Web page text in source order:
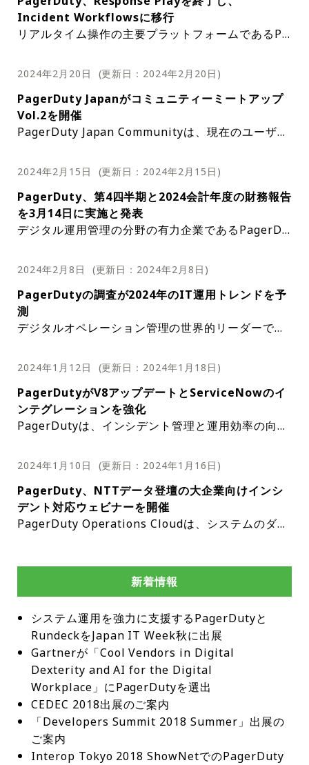
視点を提供する。このウェビナーは、運用の回
復力とリアルタイムのインシデント対応におい
て時代の先を行きたいと考えている業界の専門
う。参加お問い合わせはこちら
がアクセスできるが、Azure FunctionとLambda F
unctionの統合はEnterpriseインシデント管理（EI
M）ライセンスを持つユーザーのみが利用できる。
合を構成および管理する方法に関する包括的なガイ
ドを見つけることができる。ドキュメントには段階
的な手順が記載されており、ユーザーが新機能を効
略を最適化する。
けでなく、顧客の信頼を維持し、会社の評判を守る
ことにも役立つ。デジタル運用がますます複雑にな
るにつれ、PagerDutyのインシデントワークフロー
競争力を維持したい企業にとって不可欠なものとな
っている。
な機能強化が導入されている。このアップデートで
は、プラットフォームを使用するカスタマーサービ
提供する予定だ。
ッジおよび説明フィールドを、Salesforceの対応す
るフィールドから直接取得した情報で自動更新でき
る。このシームレスなインテグレーション、重要な
期され、情報を手動で転送するときに発生する可能
性のあるエラーや遅延の可能性が軽減される。この
アップデートは、対応チーム間のコミュニケーショ
ンと調整を促進し、最終的には解決までの時間を短
縮し、顧客満足度の向上につながることを目的とし
利用できるということは、既存の顧客と新規の顧客
が最新バージョンに簡単にアクセスしてインストー
より、PagerDutyはデジタル運用管理の分野におけ
まざまな業界のカスタマーサービスチームの能力を
強化するソリューションを提供する。企業はデジタ
ル化が進む世界で高水準のサービスを維持しようと
スを確保するには、このような統合が不可欠だ。
詳細はこちら
Incident Workflowsに移行
リアルタイム操作の主要プラットフォームであるPa
廃止すると発表した。この動きは、サービスを合理
化し、より堅牢でフレキシブルワークフローエンジ
ンをユーザーに提供するという同社の戦略の一環
だ。多くの組織にとってインシデント対応管理プロ
セスの定番となっているResponse Plays機能は、
る。
ザーにとって重要なアップグレードを意味する。In
cident Workflowsは2023年2月から一般提供され
る予定で、既存のResponse Playsよりも強化され
たエクスペリエンスを提供する。Incident Workflo
wsを使用すると、ユーザーはノーコード／ローコー
専門知識を必要とせずに、インシデント対応プロセ
スをより正確にカスタマイズできるようになる。こ
の移行は、より幅広いユースケースに対応できるよ
うに設計されており、チームがより効率的かつ効果
的にインシデントに対応できるようになる。
PagerDutyは、ユーザーベースの進化するニーズを
慎重に検討した結果、Response Playsを段階的に
廃止する決定を下した。同社は、インシデント管理
の動的な性質に対応できる、より適応性が高くユー
との重要性を認識している。Incident Workflows
運用要件に合わせてカスタマイズされたワークフロ
ーを作成できるようにすることを目指している。こ
の動きにより、全体的なユーザーエクスペリエンス
れた多用途のワークフローシステムへのシームレス
Response Playsの現在のユーザーに対して、Page
rDutyはIncident Workflowsへの移行がスムーズ
なプロセスであることを保証している。同社は、今
を記載したナレッジベース記事を提供している。切
り替えの準備をする。この変化が目前に迫っている
中、PagerDutyはインシデント対応管理の分野にお
けるイノベーションと顧客満足度への取り組みを継
続的に示している。
2024年2月20日 (更新日： 2024年2月20日 )
PagerDuty Japanがコミュニティーミートアップ
Vol.2を開催
PagerDuty Japan Communityは、現在のユーザー
ーの両方にとってのハブとなることを約束するイベ
ント、コミュニティーミートアップの第2弾を開催
する。このミートアップは、参加者間の情報や経験
の交換を促進し、PagerDutyの機能についてのより
深い理解を促進するように企画されている。
etup Vol.2 PagerDutyを使っている人も、これか
ら使いたい人も、みんな集まれ！
・日時：3月5日（火） 19:00～ 21:00
・会場：株式会社ココナラ（東京都渋谷区桜丘町20
-1渋谷インフォスタワー6F）／オンライン（YouTu
be Liveで配信）
・定員：会場参加＝先着順40人／オンライン＝先着
たことがある人、トライアルしたがうまく活用でき
なかった人、またはプラットフォームの機能を最大
限に活用したいと考えている現在のユーザーなどPa
gerDutyのサービスに興味のある人に向けて、学習
とネットワーキングのためのユニークな機会を提供
やすく説明し、その可能性を最大限に紹介すること
を目的としている。
ティカルなシステムのインシデントを迅速に管理お
よび解決するように設計された洗練されたツール
だ。このプラットフォームはAIを活用することで、
を自動化し、ワークフローを合理化し、より迅速な
デントによるビジネスへの影響を最小限に抑え、顧
客サービス、従業員の生産性、ブランドの評判を確
実に維持するために非常に重要だ。
ミートアップでは、PagerDutyコミュニティーのキ
ーパーソンによるプレゼンテーションが行われる。
2016年のPagerDuty導入以来のココナラの経験に
その後のオンコール業務の改善について掘り下げ
る。さらに、PagerDuty AIOps関連では、生成AI
をインシデント対応のさまざまな段階に統合するツ
ールであるPagerDuty Copilotを紹介する。ライブ
ことができる。ユーザーがつながり、経験を共有
し、PagerDutyのインシデント管理ソリューション
を最大限に活用する方法を学ぶためのプラットフォ
ームを提供する、有益で魅力的なイベントとなる予
参加登録はこちら
2024年2月15日 (更新日： 2024年2月15日 )
PagerDuty、第4四半期と2024会計年度の財務報告
を3月14日に実施と発表
デジタル運用管理の分野の有力企業であるPagerDu
績報告と併せて第4四半期の財務結果報告を、3月14
日の市場終了後に行うと発表した。
る取り組みとして、PagerDutyはライブZoom配信
も実施する予定だ。
・スケジュール：2024年3月14日太平洋時間午後2
時（日本時間3月15日午前7時）
ライブ通話を主催するという取り組みは、金融コミ
ュニティーとのオープンなコミュニケーションを維
持し、運営および財務状況を深く理解するという同
PagerDutyの決算発表に対する期待には理由がない
企業としての地位を確立しており、そのパフォーマ
られている。利害関係者が財務結果やライブディス
カッションにスムーズにアクセスできるよう、ニュ
ースリリースとライブ配信の両方に投資家情報イベ
することができる。決算発表の日が近づくにつれ、
市場の注目はPagerDutyに集まり、同社の業績に関
する洞察と、デジタルオペレーション管理の分野で
今後の方向性を形作る戦略的取り組みへの期待が高
まっている。
2024年2月8日 (更新日： 2024年2月8日 )
PagerDutyの調査が2024年のIT運用トレンドを予
測
デジタルオペレーション管理の世界的リーダーであ
ns studyを発表した。これは、ビジネスおよび技術
リーダーが来年直面すると予想される優先事項と課
題を包括的に考察するものだ。この調査では、さま
ざまな業界のリーダー350人を対象に、セキュリテ
ィーの強化、クラウドインフラストラクチャーの拡
T運用予算の大幅な増加が見込まれることが浮き彫
で13%増加していることを示しており、企業が業務
変革の取り組みを拡大するにつれて、複雑さとリス
ク環境が増大していることを示唆している。この傾
向はエンタープライズ企業ではさらに顕著であり、
中堅企業が報告したインシデントの8%増加と比較し
加を報告した。これらの課題に対応して、リーダー
のかなりの77%がクラウドサービスへの投資を増や
す意向を表明しており、76%がクラウドストレージ
ソリューションにより多くの資金を割り当てること
を計画している。
セキュリティーへの懸念もリーダーの最大の関心事
であり、回答者の45%がセキュリティーをビジネス
上の必須事項のトップ3に挙げ、29%が最大の懸念
事項として挙げている。このセキュリティー重視の
加を予想していることによってさらに証明されてい
運用予算が前年を上回ると予想しており、減少する
と予想しているのは16%のみであることも明らかに
なった。
革新的なテクノロジーの導入の有効性について、ビ
ジネスリーダーと技術リーダーの視点の間には明ら
かなギャップがあるにもかかわらず、2024年に人工
がある。この調査では、参加者の71%が拡張を計画
していることが示されている。AIと機械学習の予算
を削減する一方、76%はITまたはビジネスオペレー
ションのワークフローの自動化を検討している。こ
のAI導入の急増により効率は向上するが、ITインフ
もあり、予期せぬインシデントを管理するための堅
牢なシステムの必要性が浮き彫りになっている。
研究結果とデジタル運用の現状についてのレポート
2024年1月12日 (更新日： 2024年1月18日 )
PagerDutyがV8アップデートとServiceNowのイ
ンテグレーションを強化
PagerDutyは、インシデント管理と運用効率の向上
大幅なアップデートを発表した。V8アップデートで
は、自動化されたリアルタイムの双方向同期を通じ
て、より正確な記録システムとより優れたコンプラ
イアンスを提供するように設計された一連の新機能
が導入されている。このアップデートは、現代の組
エクスペリエンスを向上させるというニーズの高ま
ションには、PagerDuty内の特定の条件に基づいて
ServiceNowインシデントを条件付きで作成する機
能が含まれており、関連するインシデントのみがシ
ステム内で記録および管理されるようになる。これ
は、PagerDutyカスタムフィールドとServiceNow
完され、より深いレベルのインシデントコンテキス
トが提供され、手動データ入力の必要性が軽減され
る。記録システムの正確性を維持するために、優先
順位、会議ブリッジ、レスポンダーの更新などの追
加の同期も導入された。
PagerDutyとServiceNowのインテグレーションに
より、MTTRが最大25%削減され、インシデントの
詳細とステータスデータが63%改善されたとの報告
があり、既に顧客にとって大幅な改善が見られてい
erations Cloudは、ServiceNowと連携して包括的
なインシデント管理ソリューションを提供する。こ
化されたインシデント管理をリアルタイム運用に活
用できるようになる。これは、デジタル変革を進
め、DevOpsおよびサービス所有権モデルを採用し
ている企業にとって非常に重要だ。
ユーザーエクスペリエンスをさらに強化するため
に、V8アップデートにはインテグレーションヘルス
チェックの改善とV3ウェブフック移行モジュールが
構成されていることを確認し、修復のためのガイダ
ンスを提供することにより、時間を節約し、エラー
の可能性を減らすように設計されている。V3ウェブ
フック移行ツールは、特に大規模で複雑なServiceN
owインスタンスでの回復力を強化し、タイムアウト
の可能性を減らす処理システムへのアップグレード
を提供するため、特に注目に値する。
PagerDutyの最新リリースは、企業全体で計画外の
を支援することを目的としている。このアプリケー
ションは、コンプライアンスを向上させるために記
理を利用することにより、優れた運用を推進し、顧
客エクスペリエンスを向上させ、回復力を構築する
ことを目指している。新機能は、レスポンダーの貴
重な時間を節約するように設計されており、チーム
はより効率的にインシデントを解決し、手動タスク
に費やす時間を削減することに集中できるようにな
る。これにより、業務効率の向上、コスト削減、イ
ノベーションのための時間の増加につながる可能性
がある。興味のある方は、ServiceNowアプリケー
2024年1月10日 (更新日： 2024年1月16日 )
PagerDuty、NTTデータ登壇の大企業向けインシ
デント対応ウェビナーを開催
PagerDuty Operations Cloudは、システムのダウ
ョンを提供する最前線に立っている。NTTデータに
よる最近のケーススタディーでは、特に大規模な組
に必要な独特のアプローチが明らかになった。Page
rDutyでは、このトピックをさらに深掘りし、独自
の設計と導入戦略に焦点を当て、大規模企業内での
PagerDutyの実装の複雑さを解説するウェビナーを
開催する。
不可欠な組織設計の側面、オンプレミスとクラウド
ベースのアラート運用の対比、オンコール管理の微
妙な違いなど、重要な分野を幅広くカバーする予定
だ。システム運用マネージャー、トラブルシューテ
ィングの専門家、IT担当者など、大規模な環境での
PagerDutyのアプリケーションを理解することに熱
心な個人向けとしても見逃せない内容であり、CI
O、CTO、CDOなどの経営幹部にとっては、業務フ
レームワークの強化に関する洞察を得る絶好の機会
でもある。
このセッションは、デジタルペイメント開発室課長
代理として中核的な役割を担うNTTデータの矢口拓
の知見と実践的な専門知識を提供する。複雑な組織
構造内で高度な運用ツールを導入する際の課題と解
決策についてのヒントを得られるだろう。
・ウェビナー名：NTTデータが実践する「大規模組
織におけるインシデント対応設計方法」
・日時：1月16日（火）12:00〜13:00
参加は事前登録制（参加費無料、希望者はメールフ
ォームから申し込み）で、登録者にはセッションの
Zoomリンクがメールで届く。このイベントは、Pa
gerDutyの高度なソリューションの使用を通じてイ
ンシデント対応戦略と運用の回復力を強化しようと
している専門家にとって、重要な学習の機会となる
だろう。
出典：PagerDuty
新着情報
システム運用を強力に支援するPagerDutyと
RundeckをJapan IT Week秋に出展
Gartnerが「Cool Vendors in Digital
Dexterity and AI for the Digital
Workplace」にPagerDutyを選出
CEDEC 2018出展のご案内
「Developers Summit 2018 Summer」出展の
ご案内
Interop Tokyo 2018 ShowNetでのPagerDuty